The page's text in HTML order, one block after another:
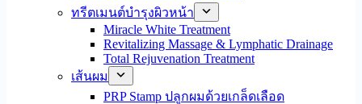
ทรีตเมนต์บำรุงผิวหน้า
Miracle White Treatment
Revitalizing Massage & Lymphatic Drainage
Total Rejuvenation Treatment
เส้นผม
PRP Stamp ปลูกผมด้วยเกล็ดเลือด